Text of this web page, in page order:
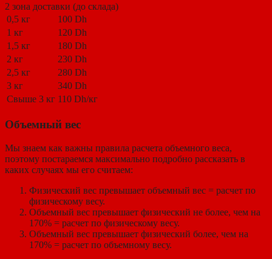
2 зона доставки (до склада)
0,5 кг
100 Dh
1 кг
120 Dh
1,5 кг
180 Dh
2 кг
230 Dh
2,5 кг
280 Dh
3 кг
340 Dh
Свыше 3 кг 110 Dh/кг
Объемный вес
Мы знаем как важны правила расчета объемного веса,
поэтому постараемся максимально подробно рассказать в
каких случаях мы его считаем:
Физический вес превышает объемный вес = расчет по
физическому весу.
Объемный вес превышает физический не более, чем на
170% = расчет по физическому весу.
Объемный вес превышает физический более, чем на
170% = расчет по объемному весу.